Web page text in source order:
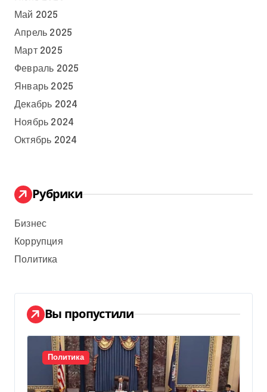
Май 2025
Апрель 2025
Март 2025
Февраль 2025
Январь 2025
Декабрь 2024
Ноябрь 2024
Октябрь 2024
Рубрики
Бизнес
Коррупция
Политика
Вы пропустили
Политика